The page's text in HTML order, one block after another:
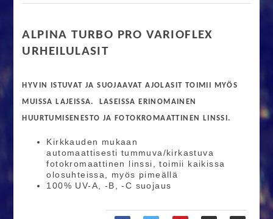
ALPINA TURBO PRO VARIOFLEX
URHEILULASIT
HYVIN ISTUVAT JA SUOJAAVAT AJOLASIT TOIMII MYÖS
MUISSA LAJEISSA. LASEISSA ERINOMAINEN
HUURTUMISENESTO JA FOTOKROMAATTINEN LINSSI.
Kirkkauden mukaan
automaattisesti tummuva/kirkastuva
fotokromaattinen linssi, toimii kaikissa
olosuhteissa, myös pimeällä
100% UV-A, -B, -C suojaus